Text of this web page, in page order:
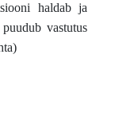
haldab ja
vastutus